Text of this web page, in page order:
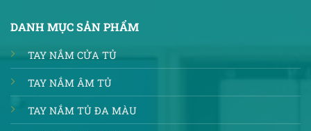
DANH MỤC SẢN PHẨM
TAY NẮM CỬA TỦ
TAY NẮM ÂM TỦ
TAY NẮM TỦ ĐA MÀU